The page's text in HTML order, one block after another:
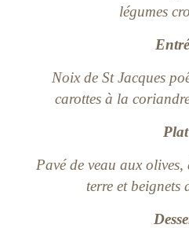
légumes
Noix de St Jacques
carottes à la
Plat
Pavé de veau aux olives,
terre et beignets